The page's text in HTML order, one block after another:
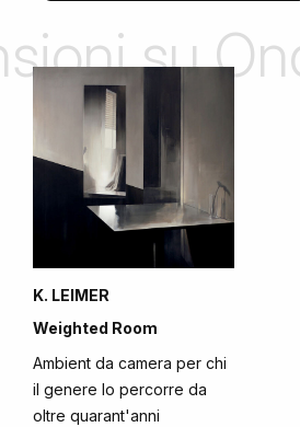
su
K. LEIMER
Weighted Room
Ambient da camera per chi
il genere lo percorre da
oltre quarant'anni